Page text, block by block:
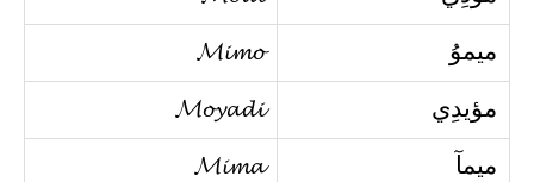
ميموُ 𝓜𝓲𝓶𝓸
مؤيدِي 𝓜𝓸𝔂𝓪𝓭𝓲
ميمآ 𝓜𝓲𝓶𝓪